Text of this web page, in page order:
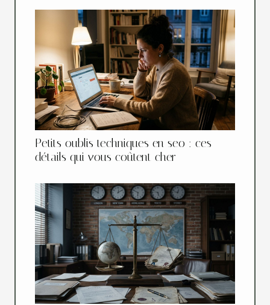
Petits oublis techniques en seo : ces
détails qui vous coûtent cher